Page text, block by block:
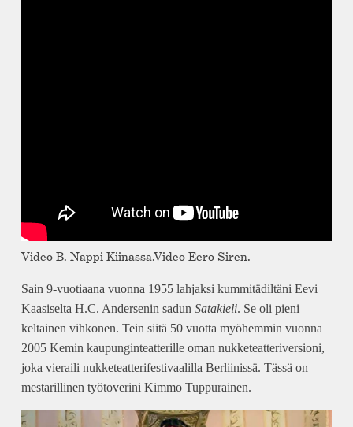
Video B. Nappi Kiinassa.Video Eero Siren.
Sain 9-vuotiaana vuonna 1955 lahjaksi kummitädiltäni Eevi
Kaasiselta H.C. Andersenin sadun Satakieli. Se oli pieni
keltainen vihkonen. Tein siitä 50 vuotta myöhemmin vuonna
2005 Kemin kaupunginteatterille oman nukketeatteriversioni,
joka vieraili nukketeatterifestivaalilla Berliinissä. Tässä on
mestarillinen työtoverini Kimmo Tuppurainen.